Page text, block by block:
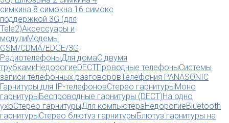
симкина 8 симокна 16 симокс
поддержкой 3G (для
Tele2)Аксессуары и
модулиМодемы
GSM/CDMA/EDGE/3G
РадиотелефоныДля домаС двумя
трубкамиНедорогиеDECTПроводные телефоныСистемы
записи телефонных разговоровТелефония PANASONIC
Гарнитуры для IP-телефоновСтерео гарнитурыМоно
гарнитурыБеспроводные гарнитуры (DECT)На одно
ухоСтерео гарнитурыДля компьютераНедорогиеBluetooth
гарнитурыСтерео блютуз гарнитурыБлютуз гарнитуры на